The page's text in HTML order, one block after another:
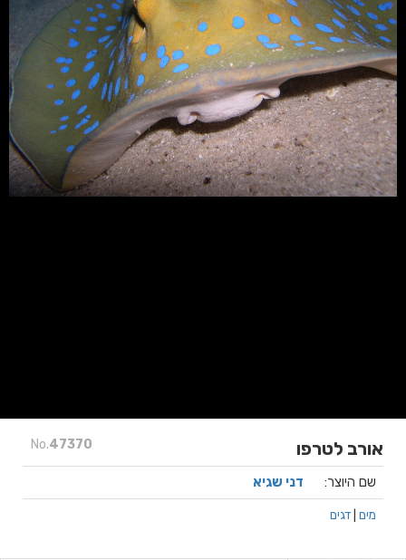
No.47370 אורב לטרפו
שם היוצר: דני שגיא
מים דגים